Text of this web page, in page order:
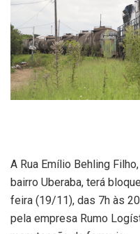
A Rua Emílio Behling
bairro Uberaba, terá
feira (19/11), das 7h às
pela empresa Rumo